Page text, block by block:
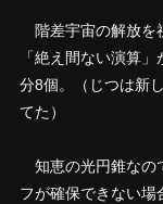
階差宇宙の解放を
「絶え間ない演算
分8個。（じつは新
てた）
知恵の光円錐なの
フが確保できない